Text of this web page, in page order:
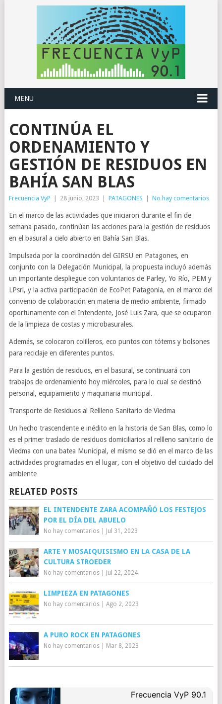
MENU
CONTINÚA EL
ORDENAMIENTO Y
GESTIÓN DE RESIDUOS EN
BAHÍA SAN BLAS
Frecuencia VyP 28 junio, 2023 PATAGONES No hay comentarios
En el marco de las actividades que iniciaron durante el fin de
semana pasado, continúan las acciones para la gestión de residuos
en el basural a cielo abierto en Bahía San Blas.
Impulsada por la coordinación del GIRSU en Patagones, en
conjunto con la Delegación Municipal, la propuesta incluyó además
un importante despliegue con voluntarios de Parley, Yo Río, PEM y
LPsrl, y la activa participación de EcoPet Patagonia, en el marco del
convenio de colaboración en materia de medio ambiente, firmado
oportunamente con el Intendente, José Luis Zara, que se ocuparon
de la limpieza de costas y microbasurales.
Además, se colocaron colilleros, eco puntos con tótems y bolsones
para reciclaje en diferentes puntos.
Para la gestión de residuos, en el basural, se continuará con
trabajos de ordenamiento hoy miércoles, para lo cual se destinó
personal, equipamiento y maquinaria municipal.
Transporte de Residuos al Rellleno Sanitario de Viedma
Un hecho trascendente e inédito en la historia de San Blas, como lo
es el primer traslado de residuos domiciliarios al rellleno sanitario de
Viedma con una batea Municipal, el mismo se dió en el marco de las
actividades programadas en el lugar, con el objetivo del cuidado del
ambiente
RELATED POSTS
EL INTENDENTE ZARA ACOMPAÑÓ LOS FESTEJOS
POR EL DÍA DEL ABUELO
No hay comentarios| Jul 31, 2023
ARTE Y MOSAIQUISISMO EN LA CASA DE LA
CULTURA STROEDER
No hay comentarios| Jul 22, 2024
LIMPIEZA EN PATAGONES
No hay comentarios| Ago 2, 2023
A PURO ROCK EN PATAGONES
No hay comentarios| Mar 8, 2023